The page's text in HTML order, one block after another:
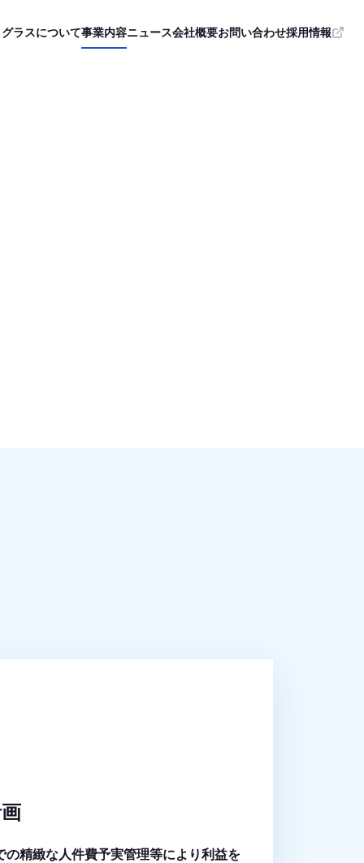
ラスについて事業内容ニュース会社概要お問い合わせ採用情報
精緻な人件費予実管理等により利益を